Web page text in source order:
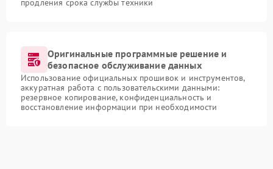
продления срока службы техники
Оригинальные программные решение и
безопасное обслуживание данных
Использование официальных прошивок и инструментов,
аккуратная работа с пользовательскими данными:
резервное копирование, конфиденциальность и
восстановление информации при необходимости